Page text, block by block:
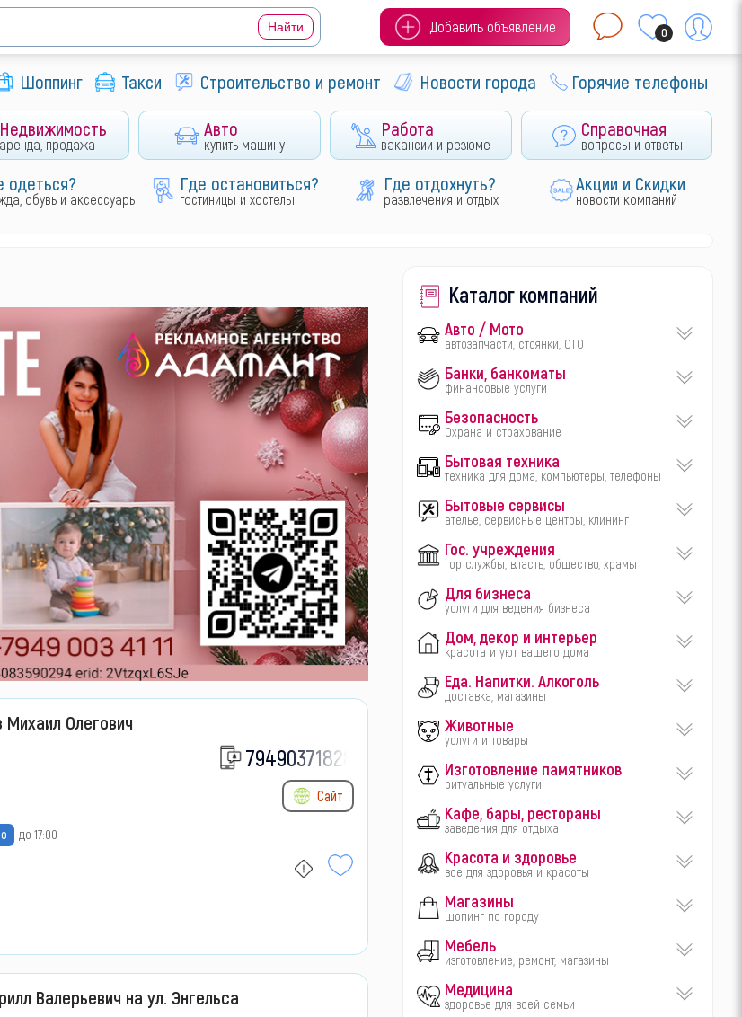
Добавить объявление 0
Шоппинг Такси Строительство и ремонт Новости города Горячие телефоны
Недвижимость
аренда, продажа
Авто
купить машину
Работа
вакансии и резюме
Справочная
вопросы и ответы
одеться?
обувь и аксессуары
Где остановиться?
гостиницы и хостелы
Где отдохнуть?
развлечения и отдых
Акции и Скидки
новости компаний
Олегович
79490371828
Сайт
до 17:00
Валерьевич на ул. Энгельса
Каталог компаний
Авто / Мото
автозапчасти, стоянки, СТО
Банки, банкоматы
финансовые услуги
Безопасность
Охрана и страхование
Бытовая техника
техника для дома, компьютеры, телефоны
Бытовые сервисы
ателье, сервисные центры, клининг
Гос. учреждения
гор службы, власть, общество, храмы
Для бизнеса
услуги для ведения бизнеса
Дом, декор и интерьер
красота и уют вашего дома
Еда. Напитки. Алкоголь
доставка, магазины
Животные
услуги и товары
Изготовление памятников
ритуальные услуги
Кафе, бары, рестораны
заведения для отдыха
Красота и здоровье
все для здоровья и красоты
Магазины
шопинг по городу
Мебель
изготовление, ремонт, магазины
Медицина
здоровье для всей семьи